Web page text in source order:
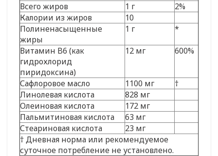
Всего жиров
1 г
2%
Калории из жиров
10
Полиненасыщенные
жиры
1 г *
Витамин B6 (как
гидрохлорид
пиридоксина)
12 мг 600%
Сафлоровое масло 1100 мг
†
Линолевая кислота
828 мг
Олеиновая кислота
172 мг
Пальмитиновая кислота
63 мг
Стеариновая кислота
23 мг
† Дневная норма или рекомендуемое
суточное потребление не установлено.